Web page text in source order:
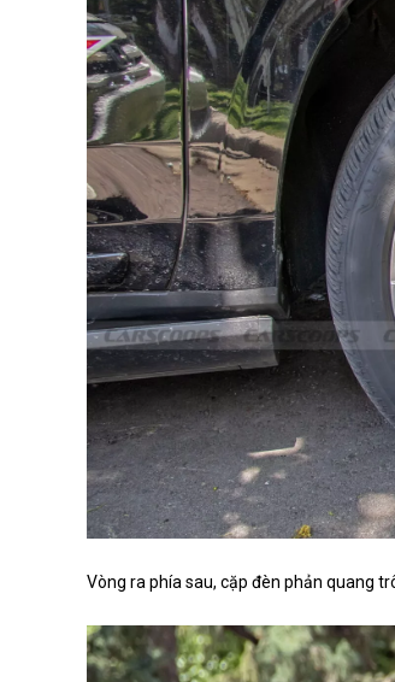
Vòng ra phía sau, cặp đèn phản quang